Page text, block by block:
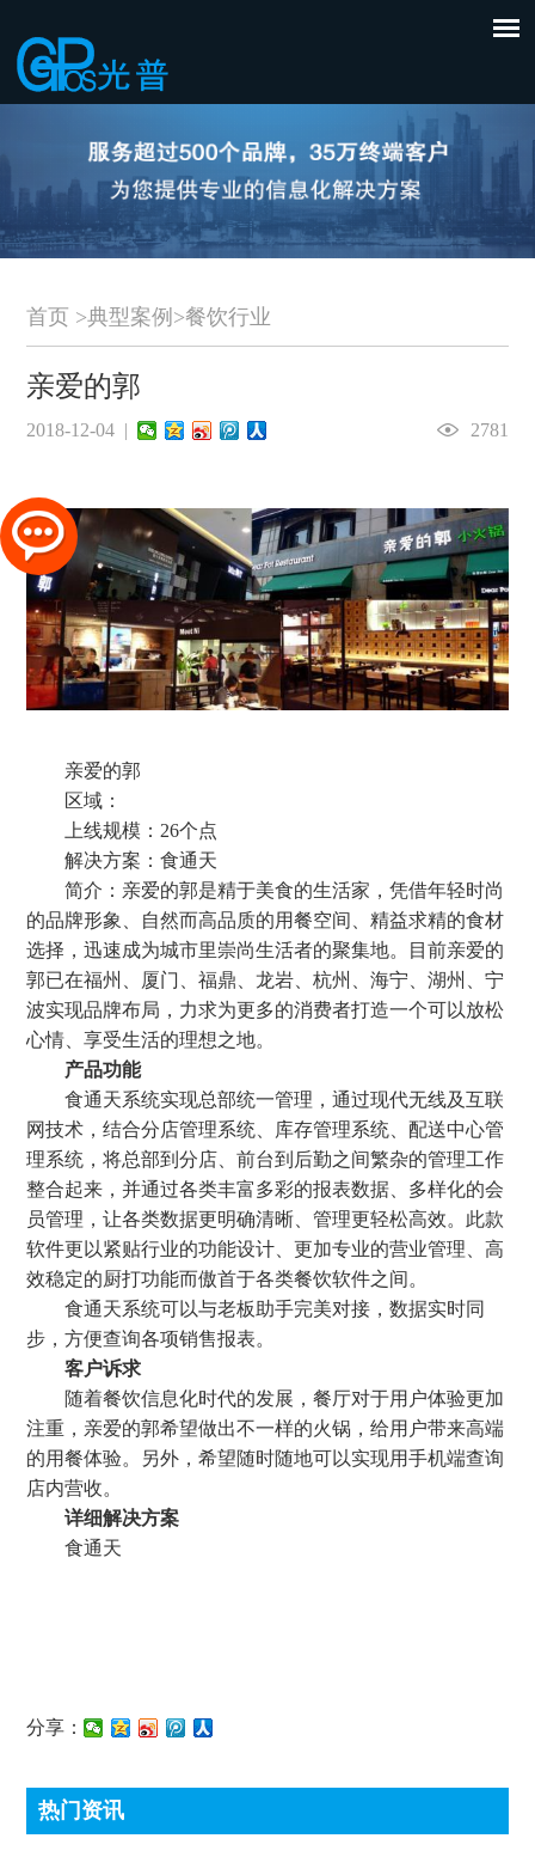
首页 >典型案例 >餐饮行业
亲爱的郭
2018-12-04 | 2781
亲爱的郭
区域：
上线规模：26个点
解决方案：食通天
简介：亲爱的郭是精于美食的生活家，凭借年轻时尚
的品牌形象、自然而高品质的用餐空间、精益求精的食材
选择，迅速成为城市里崇尚生活者的聚集地。目前亲爱的
郭已在福州、厦门、福鼎、龙岩、杭州、海宁、湖州、宁
波实现品牌布局，力求为更多的消费者打造一个可以放松
心情、享受生活的理想之地。
产品功能
食通天系统实现总部统一管理，通过现代无线及互联
网技术，结合分店管理系统、库存管理系统、配送中心管
理系统，将总部到分店、前台到后勤之间繁杂的管理工作
整合起来，并通过各类丰富多彩的报表数据、多样化的会
员管理，让各类数据更明确清晰、管理更轻松高效。此款
软件更以紧贴行业的功能设计、更加专业的营业管理、高
效稳定的厨打功能而傲首于各类餐饮软件之间。
食通天系统可以与老板助手完美对接，数据实时同
步，方便查询各项销售报表。
客户诉求
随着餐饮信息化时代的发展，餐厅对于用户体验更加
注重，亲爱的郭希望做出不一样的火锅，给用户带来高端
的用餐体验。另外，希望随时随地可以实现用手机端查询
店内营收。
详细解决方案
食通天
分享：
热门资讯
顶尖条码秤常见故障处理方法有哪些?